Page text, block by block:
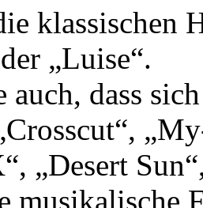
klassischen
„Luise“.
auch, dass
„Desert